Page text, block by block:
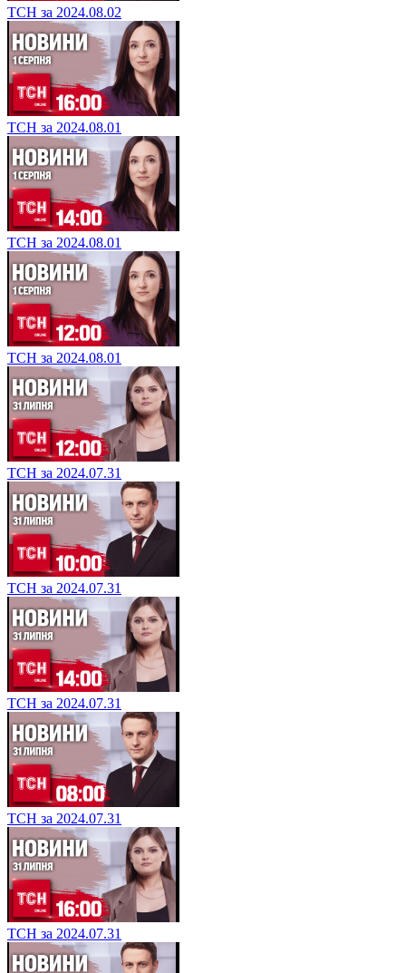
ТСН за 2024.08.02
ТСН за 2024.08.01
ТСН за 2024.08.01
ТСН за 2024.08.01
ТСН за 2024.07.31
ТСН за 2024.07.31
ТСН за 2024.07.31
ТСН за 2024.07.31
ТСН за 2024.07.31